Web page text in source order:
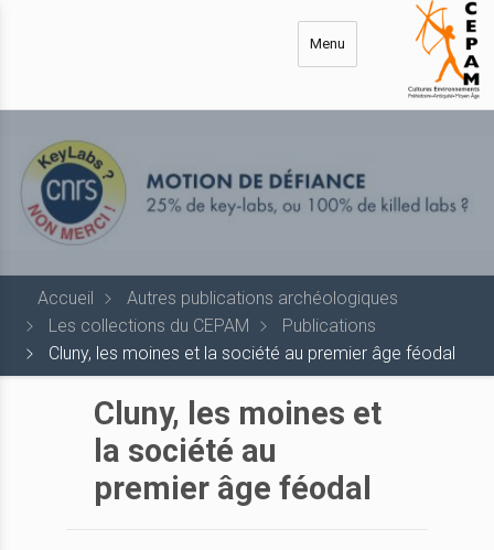
Menu
Accueil
Autres publications archéologiques
Les collections du CEPAM
Publications
Cluny, les moines et la société au premier âge féodal
Cluny, les moines et
la société au
premier âge féodal